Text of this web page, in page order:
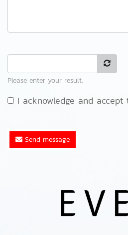
Please enter your result.
I acknowledge and accept
Send message